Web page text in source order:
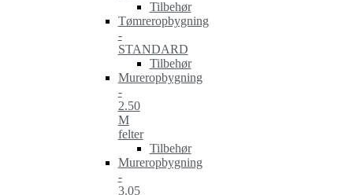
Tilbehør
Tømreropbygning
-
STANDARD
Tilbehør
Mureropbygning
-
2.50
M
felter
Tilbehør
Mureropbygning
-
3.05